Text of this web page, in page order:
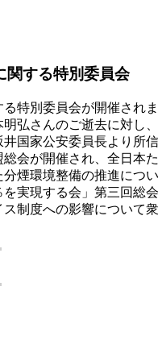
関する特別委員会
特別委員会が開催されま
弘さんのご逝去に対し
国家公安委員長より所
会が開催され、全日本
煙環境整備の推進につ
実現する会」第三回総
制度への影響について